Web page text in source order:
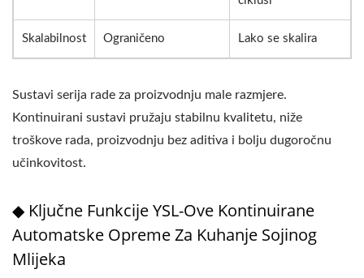
Skalabilnost Ograničeno Lako se skalira
Sustavi serija rade za proizvodnju male razmjere.
Kontinuirani sustavi pružaju stabilnu kvalitetu, niže
troškove rada, proizvodnju bez aditiva i bolju dugoročnu
učinkovitost.
◆ Ključne Funkcije YSL-Ove Kontinuirane
Automatske Opreme Za Kuhanje Sojinog
Mlijeka